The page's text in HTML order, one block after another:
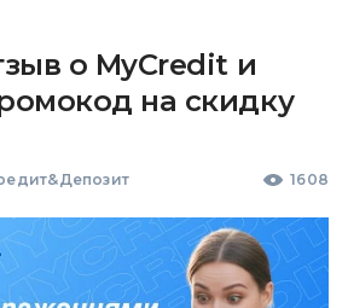
о MyCredit и
на скидку
1608